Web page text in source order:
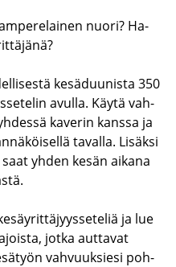
nuori? Ha­
ke­sä­duu­nis­ta 350
avul­la. Käytä vah­
ka­ve­rin kans­sa ja
ta­val­la. Li­säk­si
yhden kesän ai­ka­na
ja lue
jotka aut­ta­vat
vah­vuuk­sie­si poh­